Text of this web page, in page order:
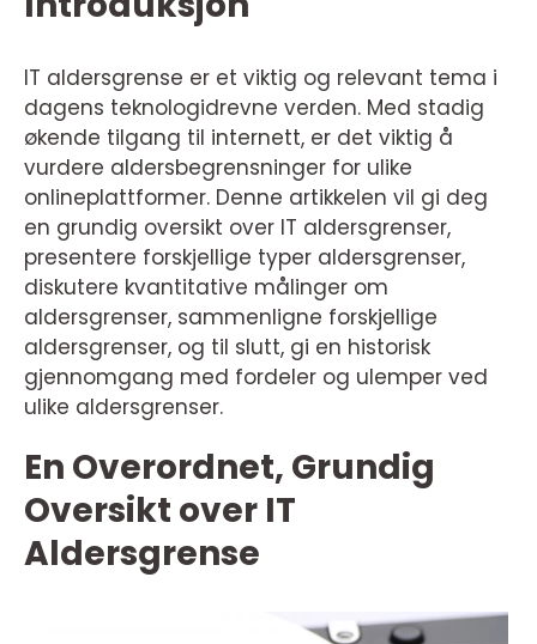
IT aldersgrense er et viktig og relevant tema i
dagens teknologidrevne verden. Med stadig
økende tilgang til internett, er det viktig å
vurdere aldersbegrensninger for ulike
onlineplattformer. Denne artikkelen vil gi deg
en grundig oversikt over IT aldersgrenser,
presentere forskjellige typer aldersgrenser,
diskutere kvantitative målinger om
aldersgrenser, sammenligne forskjellige
aldersgrenser, og til slutt, gi en historisk
gjennomgang med fordeler og ulemper ved
ulike aldersgrenser.
En Overordnet, Grundig
Oversikt over IT
Aldersgrense